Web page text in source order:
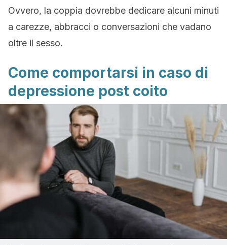
Ovvero, la coppia dovrebbe dedicare alcuni minuti
a carezze, abbracci o conversazioni che vadano
oltre il sesso.
Come comportarsi in caso di
depressione post coito